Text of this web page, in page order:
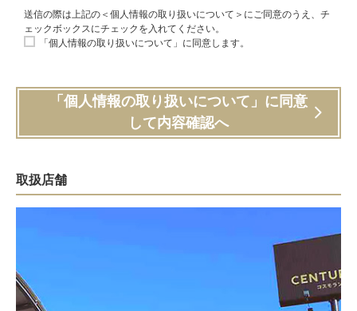
送信の際は上記の＜個人情報の取り扱いについて＞にご同意のうえ、チ
ェックボックスにチェックを入れてください。
「個人情報の取り扱いについて」に同意します。
「個人情報の取り扱いについて」に同意
して内容確認へ
取扱店舗